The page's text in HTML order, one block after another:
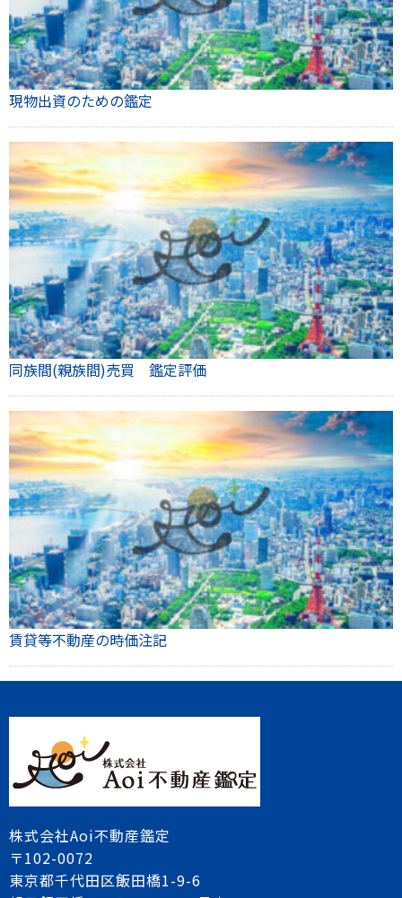
現物出資のための鑑定
同族間(親族間)売買 鑑定評価
賃貸等不動産の時価注記
株式会社Aoi不動産鑑定
〒102-0072
東京都千代田区飯田橋1-9-6